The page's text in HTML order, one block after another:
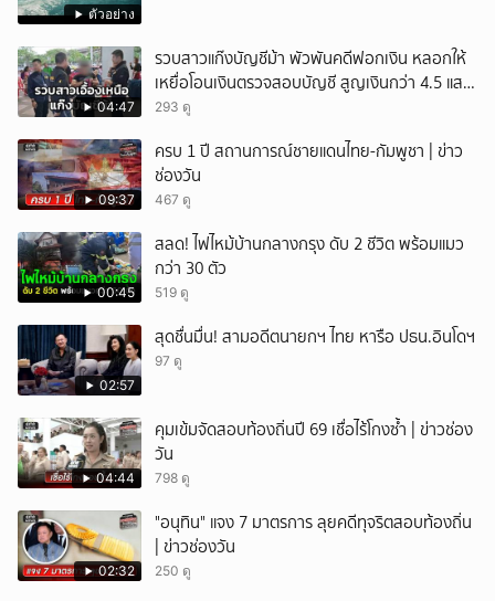
ตัวอย่าง
04:47
รวบสาวแก๊งบัญชีม้า พัวพันคดีฟอกเงิน หลอกให้
เหยื่อโอนเงินตรวจสอบบัญชี สูญเงินกว่า 4.5 แสน
บาท
293 ดู
09:37
ครบ 1 ปี สถานการณ์ชายแดนไทย-กัมพูชา | ข่าว
ช่องวัน
467 ดู
00:45
สลด! ไฟไหม้บ้านกลางกรุง ดับ 2 ชีวิต พร้อมแมว
กว่า 30 ตัว
519 ดู
02:57
สุดชื่นมื่น! สามอดีตนายกฯ ไทย หารือ ปธน.อินโดฯ
97 ดู
04:44
คุมเข้มจัดสอบท้องถิ่นปี 69 เชื่อไร้โกงซ้ำ | ข่าวช่อง
วัน
798 ดู
02:32
"อนุทิน" แจง 7 มาตรการ ลุยคดีทุจริตสอบท้องถิ่น
| ข่าวช่องวัน
250 ดู